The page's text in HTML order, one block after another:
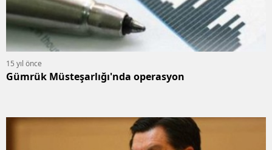
15 yıl önce
Gümrük Müsteşarlığı'nda operasyon